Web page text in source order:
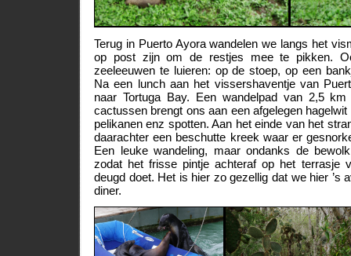
Terug in Puerto Ayora wandelen we langs het
op post zijn om de restjes mee te pikken.
zeeleeuwen te luieren: op de stoep, op een
Na een lunch aan het vissershaventje van
naar Tortuga Bay. Een wandelpad van 2,5
cactussen brengt ons aan een afgelegen
pelikanen enz spotten. Aan het einde van het
daarachter een beschutte kreek waar er
Een leuke wandeling, maar ondanks de
zodat het frisse pintje achteraf op het terrasje
deugd doet. Het is hier zo gezellig dat we hier ’s
diner.